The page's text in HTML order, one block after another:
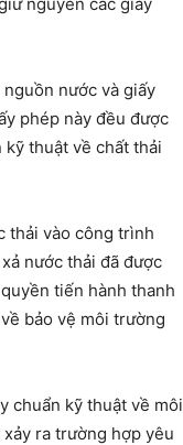
nước và giấy
phép này đều được
thuật về chất thải
thải vào công trình
nước thải đã được
tiến hành thanh
bảo vệ môi trường
chuẩn kỹ thuật về môi
ra trường hợp yêu